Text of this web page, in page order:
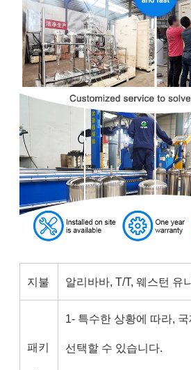
지불 알리바바, T/T, 웨스턴 유
패키
1- 특수한 상황에 따라,
선택할 수 있습니다.